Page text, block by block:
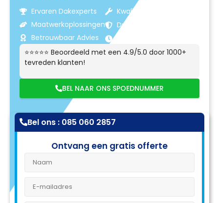
Ervaren Dakexperts
Maatwerkoplossingen
Betrouwbaar Advies
Kwaliteitsmaterialen
Duurzame Resultaten
⭐⭐⭐⭐⭐ Beoordeeld met een 4.9/5.0 door 1000+
tevreden klanten!
BEL NAAR ONS SPOEDNUMMER
Bel ons : 085 060 2857
Ontvang een gratis offerte